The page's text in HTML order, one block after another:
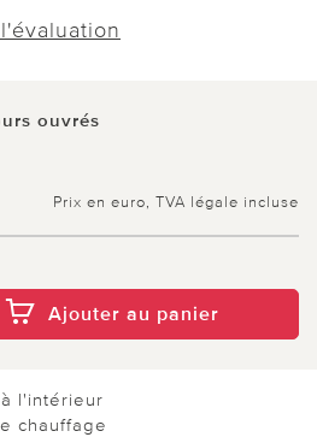
ouvrés
Prix en euro, TVA légale incluse
Ajouter au panier
l'intérieur
chauffage